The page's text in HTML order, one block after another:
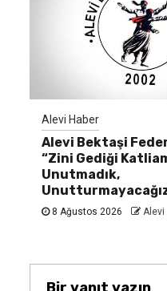
Alevi Haber
Alevi Bektaşi
“Zini Gediği
Unutmadık,
8 Ağustos 2026 Alevi